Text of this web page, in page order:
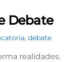
Debate
, debate
realidades.